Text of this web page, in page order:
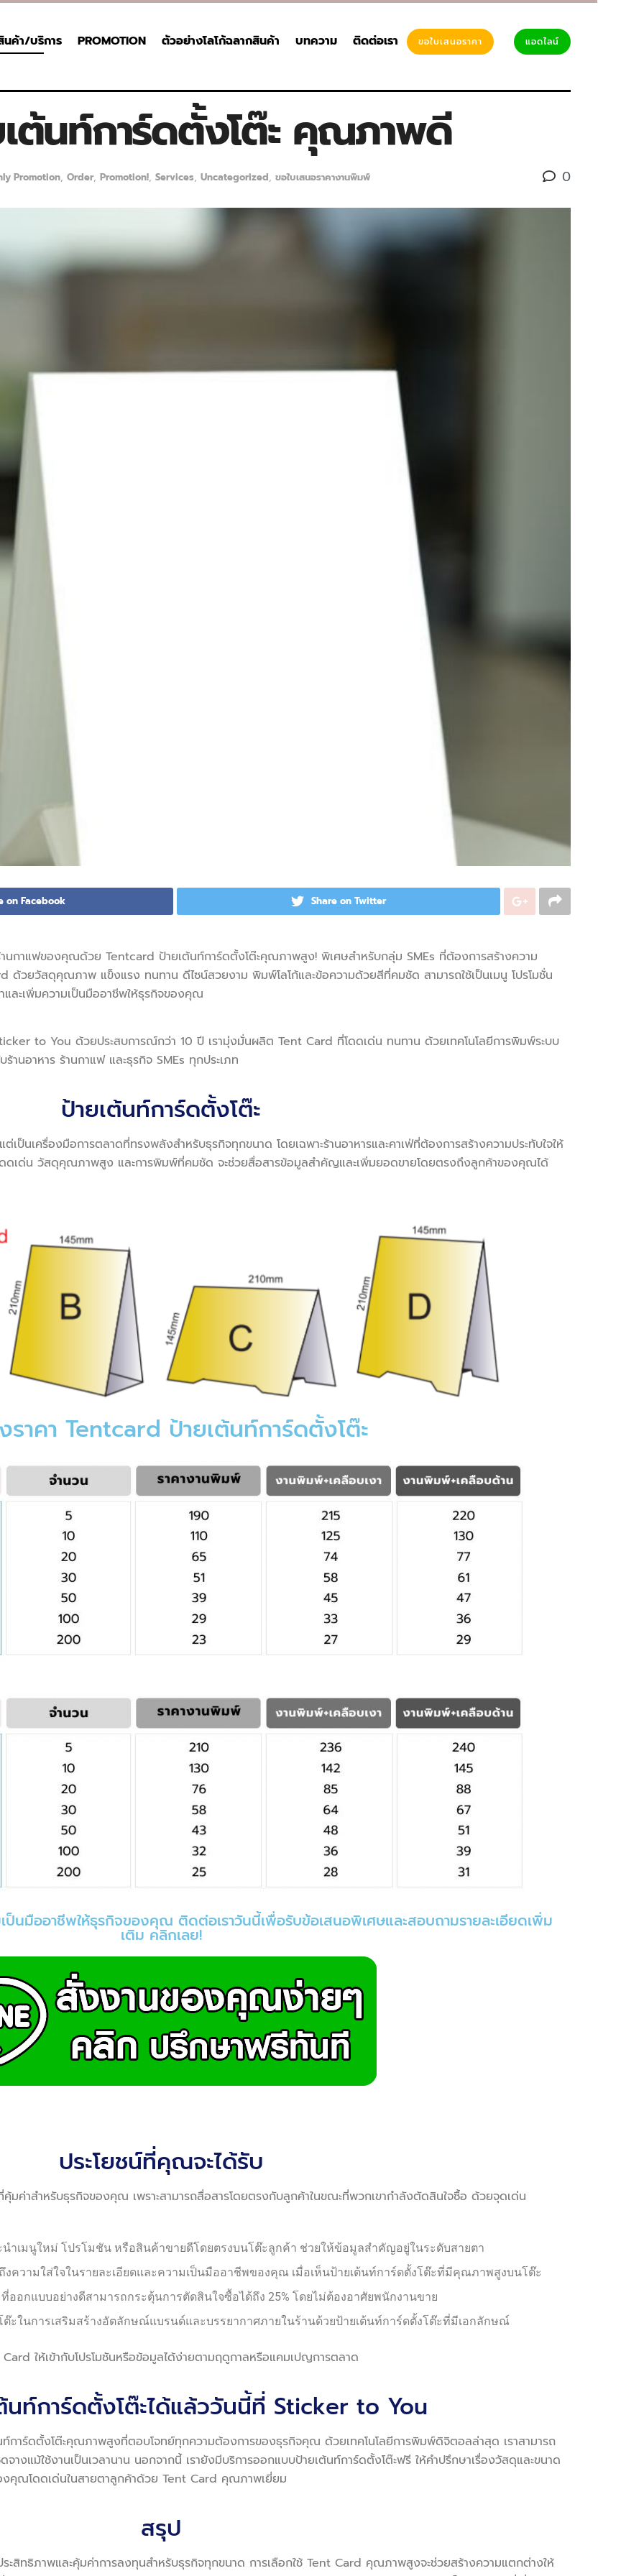
นค้า/บริการ PROMOTION ตัวอย่างโลโก้ฉลากสินค้า บทความ ติดต่อเรา ขอใบเสนอราคา แอดไลน์
ต้นท์การ์ดตั้งโต๊ะ คุณภาพดี
Promotion, Order, Promotion!, Services, Uncategorized, ขอใบเสนอราคางานพิมพ์ 0
on Facebook Share on Twitter
ร้านกาแฟของคุณด้วย Tentcard ป้ายเต้นท์การ์ดตั้งโต๊ะคุณภาพสูง! พิเศษสำหรับกลุ่ม SMEs ที่ต้องการสร้างความ
ด้วยวัสดุคุณภาพ แข็งแรง ทนทาน ดีไซน์สวยงาม พิมพ์โลโก้และข้อความด้วยสีที่คมชัด สามารถใช้เป็นเมนู โปรโมชั่น
ละเพิ่มความเป็นมืออาชีพให้ธุรกิจของคุณ
to You ด้วยประสบการณ์กว่า 10 ปี เรามุ่งมั่นผลิต Tent Card ที่โดดเด่น ทนทาน ด้วยเทคโนโลยีการพิมพ์ระบบ
นอาหาร ร้านกาแฟ และธุรกิจ SMEs ทุกประเภท
ป้ายเต้นท์การ์ดตั้งโต๊ะ
เป็นเครื่องมือการตลาดที่ทรงพลังสำหรับธุรกิจทุกขนาด โดยเฉพาะร้านอาหารและคาเฟ่ที่ต้องการสร้างความประทับใจให้
ดเด่น วัสดุคุณภาพสูง และการพิมพ์ที่คมชัด จะช่วยสื่อสารข้อมูลสำคัญและเพิ่มยอดขายโดยตรงถึงลูกค้าของคุณได้
ราคา Tentcard ป้ายเต้นท์การ์ดตั้งโต๊ะ
ป็นมืออาชีพให้ธุรกิจของคุณ ติดต่อเราวันนี้เพื่อรับข้อเสนอพิเศษและสอบถามรายละเอียดเพิ่ม
เติม คลิกเลย!
ประโยชน์ที่คุณจะได้รับ
คุ้มค่าสำหรับธุรกิจของคุณ เพราะสามารถสื่อสารโดยตรงกับลูกค้าในขณะที่พวกเขากำลังตัดสินใจซื้อ ด้วยจุดเด่น
ำเมนูใหม่ โปรโมชัน หรือสินค้าขายดีโดยตรงบนโต๊ะลูกค้า ช่วยให้ข้อมูลสำคัญอยู่ในระดับสายตา
ความใส่ใจในรายละเอียดและความเป็นมืออาชีพของคุณ เมื่อเห็นป้ายเต้นท์การ์ดตั้งโต๊ะที่มีคุณภาพสูงบนโต๊ะ
ออกแบบอย่างดีสามารถกระตุ้นการตัดสินใจซื้อได้ถึง 25% โดยไม่ต้องอาศัยพนักงานขาย
ในการเสริมสร้างอัตลักษณ์แบรนด์และบรรยากาศภายในร้านด้วยป้ายเต้นท์การ์ดตั้งโต๊ะที่มีเอกลักษณ์
ให้เข้ากับโปรโมชันหรือข้อมูลได้ง่ายตามฤดูกาลหรือแคมเปญการตลาด
นท์การ์ดตั้งโต๊ะได้แล้ววันนี้ที่ Sticker to You
ท์การ์ดตั้งโต๊ะคุณภาพสูงที่ตอบโจทย์ทุกความต้องการของธุรกิจคุณ ด้วยเทคโนโลยีการพิมพ์ดิจิตอลล่าสุด เราสามารถ
แม้ใช้งานเป็นเวลานาน นอกจากนี้ เรายังมีบริการออกแบบป้ายเต้นท์การ์ดตั้งโต๊ะฟรี ให้คำปรึกษาเรื่องวัสดุและขนาด
งคุณโดดเด่นในสายตาลูกค้าด้วย Tent Card คุณภาพเยี่ยม
สรุป
ะสิทธิภาพและคุ้มค่าการลงทุนสำหรับธุรกิจทุกขนาด การเลือกใช้ Tent Card คุณภาพสูงจะช่วยสร้างความแตกต่างให้